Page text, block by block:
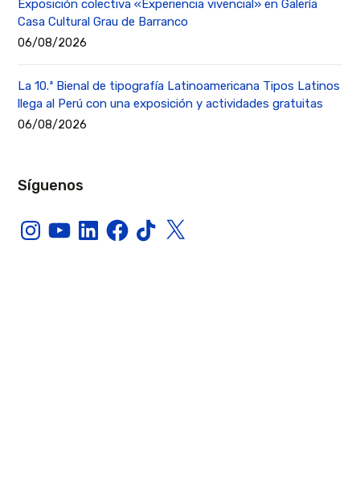
Exposición colectiva «Experiencia vivencial» en Galería
Casa Cultural Grau de Barranco
06/08/2026
La 10.ª Bienal de tipografía Latinoamericana Tipos Latinos
llega al Perú con una exposición y actividades gratuitas
06/08/2026
Síguenos
InstagramYouTubeLinkedInFacebook
TikTokX